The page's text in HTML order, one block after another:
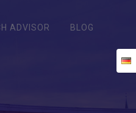
ADVISOR BLOG